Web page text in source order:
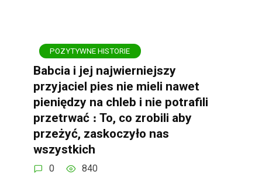
POZYTYWNE HISTORIE
Babcia i jej najwierniejszy
przyjaciel pies nie mieli nawet
pieniędzy na chleb i nie potrafili
przetrwać ։ To, co zrobili aby
przeżyć, zaskoczyło nas
wszystkich
0 840